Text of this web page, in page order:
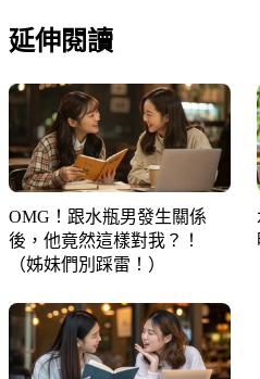
延伸閱讀
OMG！跟水瓶男發生關係
後，他竟然這樣對我？！
（姊妹們別踩雷！）